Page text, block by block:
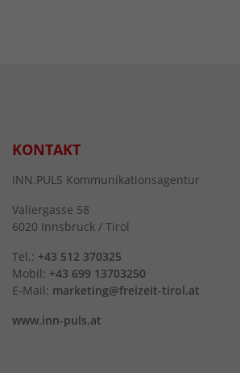
KONTAKT
INN.PULS Kommunikationsagentur
Valiergasse 58
6020 Innsbruck / Tirol
Tel.: +43 512 370325
Mobil: +43 699 13703250
E-Mail: marketing@freizeit-tirol.at
www.inn-puls.at